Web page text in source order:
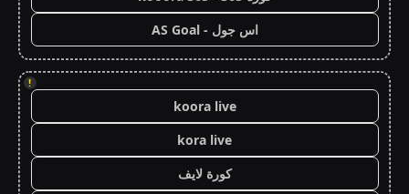
اس جول - AS Goal
!
koora live
kora live
كورة لايف